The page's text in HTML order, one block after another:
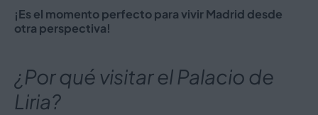
¡Es el momento perfecto para vivir Madrid desde
otra perspectiva!
¿Por qué visitar el Palacio de
Liria?